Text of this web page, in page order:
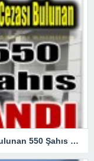
Haklarında Kesinleşmiş Hapis Cezası Bulunan 550 Şahıs Yakalandı